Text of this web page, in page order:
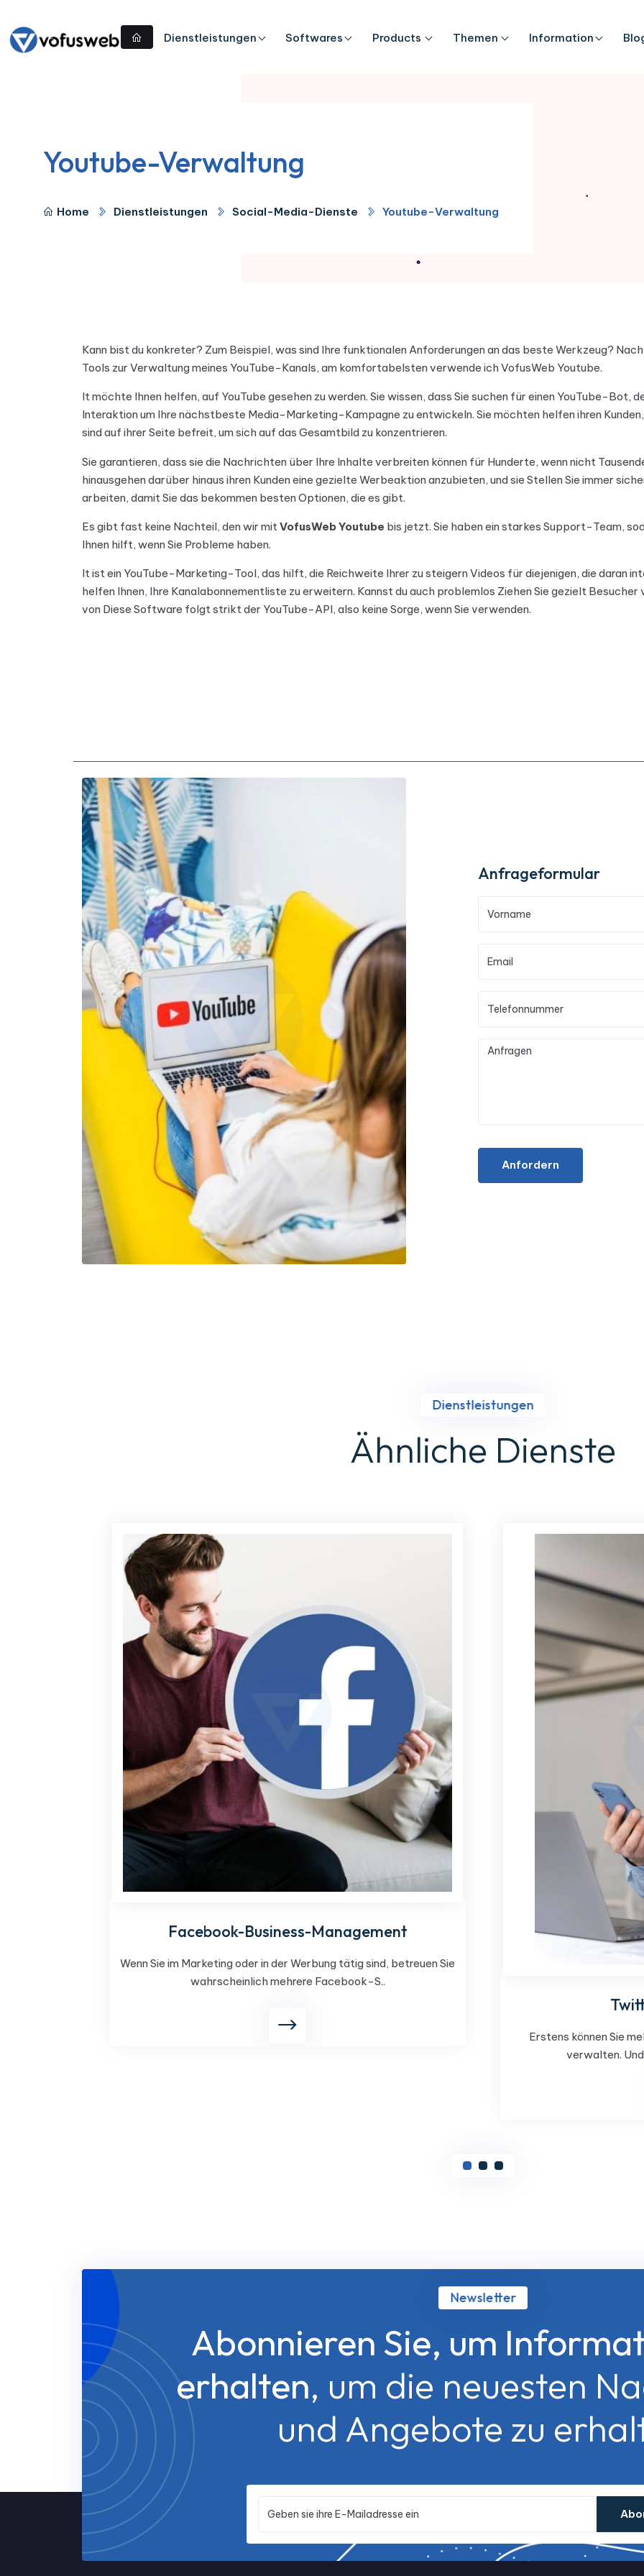
Dienstleistungen Softwares Products Themen Information
Youtube-Verwaltung
Home Dienstleistungen Social-Media-Dienste Youtube-Verwaltung
Kann bist du konkreter? Zum Beispiel, was sind Ihre funktionalen Anforderungen an das beste Werkzeug?
Tools zur Verwaltung meines YouTube-Kanals, am komfortabelsten verwende ichVofusWeb Youtube.
It möchte Ihnen helfen, auf YouTube gesehen zu werden. Sie wissen, dass Sie suchen für einen YouTube-Bot,
Interaktion um Ihre nächstbeste Media-Marketing-Kampagne zu entwickeln. Sie möchten helfen ihren
sind auf ihrer Seite befreit, um sich auf das Gesamtbild zu konzentrieren.
Sie garantieren, dass sie die Nachrichten über Ihre Inhalte verbreiten können für Hunderte, wenn nicht
hinausgehen darüber hinaus ihren Kunden eine gezielte Werbeaktion anzubieten, und sie Stellen Sie immer
arbeiten, damit Sie das bekommen besten Optionen, die es gibt.
Es gibt fast keine Nachteil, den wir mitVofusWeb Youtube bis jetzt. Sie haben ein starkes Support-Team,
Ihnen hilft, wenn Sie Probleme haben.
It ist ein YouTube-Marketing-Tool, das hilft, die Reichweite Ihrer zu steigern Videos für diejenigen, die daran
helfen Ihnen, Ihre Kanalabonnementliste zu erweitern. Kannst du auch problemlos Ziehen Sie gezielt
von Diese Software folgt strikt der YouTube-API, also keine Sorge, wenn Sie verwenden.
Anfrageformular
Anfordern
Dienstleistungen
Ähnliche Dienste
Facebook-Business-Management
Wenn Sie im Marketing oder in der Werbung tätig sind, betreuen Sie
wahrscheinlich mehrere Facebook-S..
Erstens können Sie
verwalten.
Newsletter
Abonnieren Sie, um
erhalten, um die neuesten
und Angebote zu